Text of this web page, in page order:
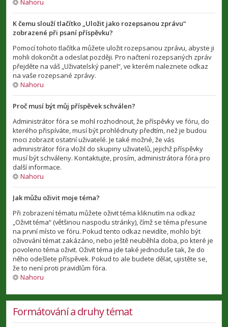
Nahoru
K čemu slouží tlačítko „Uložit jako rozepsanou zprávu“
zobrazené při psaní příspěvku?
Pomocí tohoto tlačítka můžete uložit rozepsanou zprávu, abyste ji
mohli dokončit a odeslat později. Pro načtení rozepsaných zpráv
přejděte na váš „Uživatelský panel“, ve kterém naleznete odkaz
na vaše rozepsané zprávy.
Nahoru
Proč musí být můj příspěvek schválen?
Administrátor fóra se mohl rozhodnout, že příspěvky ve fóru, do
kterého přispíváte, musí být prohlédnuty předtím, než je budou
moci zobrazit ostatní uživatelé. Je také možné, že vás
administrátor fóra vložil do skupiny uživatelů, jejichž příspěvky
musí být schváleny. Kontaktujte, prosím, administrátora fóra pro
další informace.
Nahoru
Jak můžu oživit moje téma?
Při zobrazení tématu můžete oživit téma kliknutím na odkaz
„Oživit téma“ (většinou naspodu stránky), čímž se téma přesune
na první místo ve fóru. Pokud tento odkaz nevidíte, mohlo být
oživování témat zakázáno, nebo ještě neuběhla doba, po které je
povoleno téma oživit. Oživit téma jde také jednoduše tak, že do
něho odešlete příspěvek. Pokud to ale budete dělat, ujistěte se,
že to není proti pravidlům fóra.
Nahoru
Formátování a druhy témat